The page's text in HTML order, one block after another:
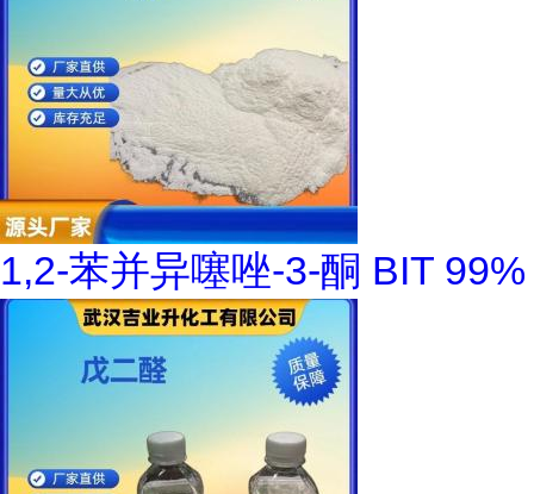
1,2-苯并异噻唑-3-酮 BIT 99%